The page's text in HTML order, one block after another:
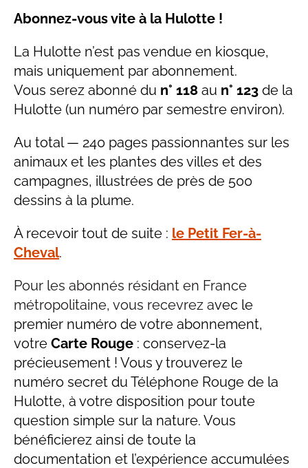
Abonnez-vous vite à la Hulotte !
La Hulotte n’est pas vendue en kiosque,
mais uniquement par abonnement.
Vous serez abonné du n° 118 au n° 123 de la
Hulotte (un numéro par semestre environ).
Au total — 240 pages passionnantes sur les
animaux et les plantes des villes et des
campagnes, illustrées de près de 500
dessins à la plume.
À recevoir tout de suite : le Petit Fer-à-
Cheval.
Pour les abonnés résidant en France
métropolitaine, vous recevrez avec le
premier numéro de votre abonnement,
votre Carte Rouge : conservez-la
précieusement ! Vous y trouverez le
numéro secret du Téléphone Rouge de la
Hulotte, à votre disposition pour toute
question simple sur la nature. Vous
bénéficierez ainsi de toute la
documentation et l’expérience accumulées